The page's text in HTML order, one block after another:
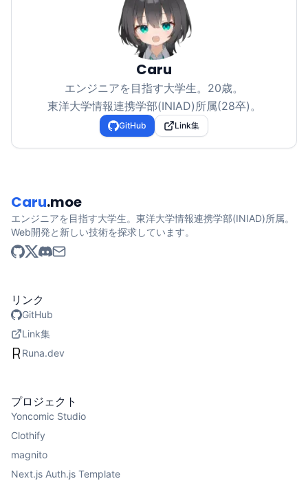
Caru
エンジニアを目指す大学生。 20歳。
東洋大学情報連携学部(INIAD)所属(28卒)。
GitHub Link集
Caru.moe
エンジニアを目指す大学生。東洋大学情報連携学部(INIAD)所属。
Web開発と新しい技術を探求しています。
リンク
GitHub
Link集
Runa.dev
プロジェクト
Yoncomic Studio
Clothify
magnito
Next.js Auth.js Template